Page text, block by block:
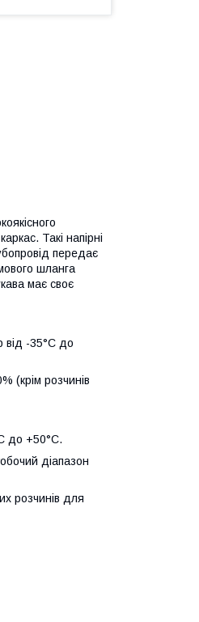
Такі напірні
передає
шланга
має своє
від -35°С до
(крім розчинів
до +50°С.
діапазон
розчинів для